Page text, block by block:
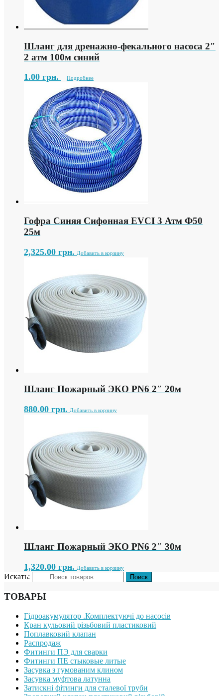
Шланг для дренажно-фекального насоса 2″
2 атм 100м синий
1.00 грн. Подробнее
Гофра Синяя Сифонная EVCI 3 Атм Ф50
25м
2,325.00 грн. Добавить в корзину
Шланг Пожарный ЭКО PN6 2″ 20м
880.00 грн. Добавить в корзину
Шланг Пожарный ЭКО PN6 2″ 30м
1,320.00 грн. Добавить в корзину
Искать:
ТОВАРЫ
Гідроакумулятор .Комплектуючі до насосів
Кран кульовий різьбовий пластиковий
Поплавковий клапан
Распродаж
Фитинги ПЭ для сварки
Фитинги ПЕ стыковые литые
Засувка з гумованим клином
Засувка муфтова латунна
Затискні фітинги для сталевої труби